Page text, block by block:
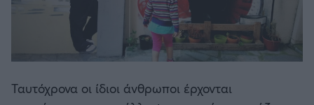
Ταυτόχρονα οι ίδιοι άνθρωποι έρχονται